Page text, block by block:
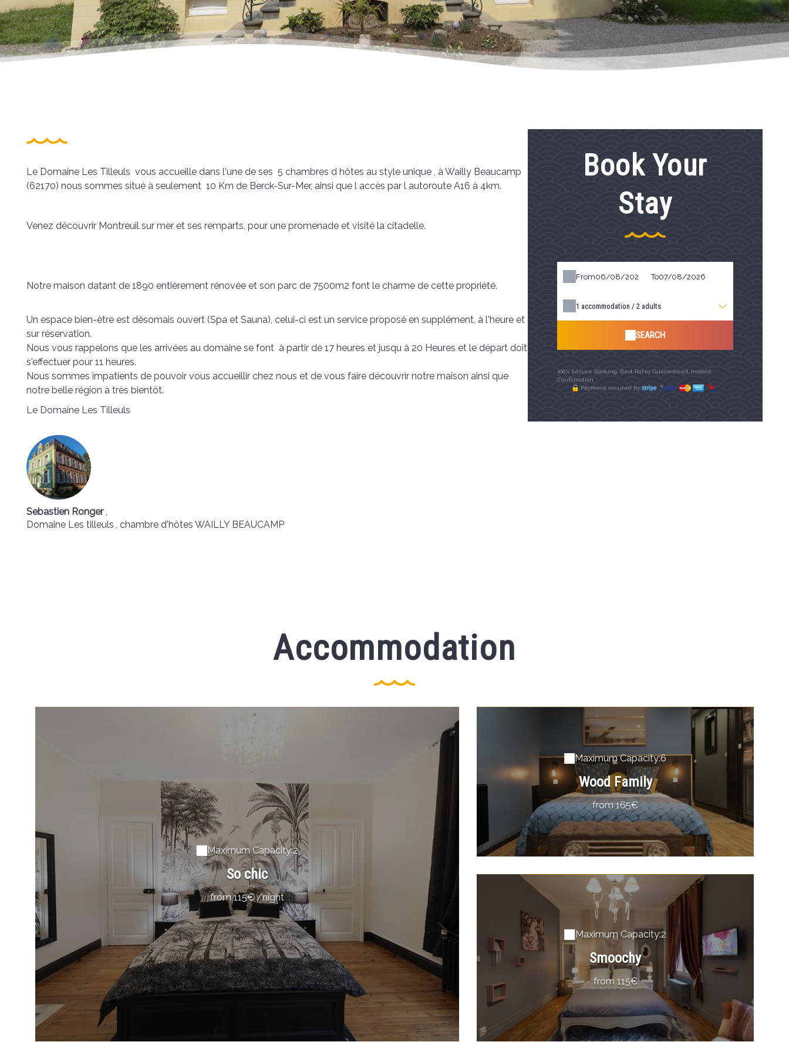
Le Domaine Les Tilleuls vous accueille dans l'une de ses 5 chambres d hôtes au style unique , à Wailly Beaucamp
(62170) nous sommes situé à seulement 10 Km de Berck-Sur-Mer, ainsi que l accès par l autoroute A16 à 4km.
Venez découvrir Montreuil sur mer et ses remparts, pour une promenade et visité la citadelle.
Notre maison datant de 1890 entièrement rénovée et son parc de 7500m2 font le charme de cette propriété.
Un espace bien-être est désomais ouvert (Spa et Sauna), celui-ci est un service proposé en supplément, à l'heure et
sur réservation.
Nous vous rappelons que les arrivées au domaine se font à partir de 17 heures et jusqu à 20 Heures et le départ doit
s'effectuer pour 11 heures.
Nous sommes impatients de pouvoir vous accueillir chez nous et de vous faire découvrir notre maison ainsi que
notre belle région à très bientôt.
Le Domaine Les Tilleuls
Sebastien Ronger,
Domaine Les tilleuls , chambre d'hôtes WAILLY BEAUCAMP
Book Your
Stay
From To
1 accommodation / 2 adults
SEARCH
100% Secure Booking, Best Rates Guaranteed, Instant
Confirmation
Payment secured by
Accommodation
Maximum Capacity:2
So chic
from 115€ /night
Maximum Capacity:6
Wood Family
from 165€
Maximum Capacity:2
Smoochy
from 115€